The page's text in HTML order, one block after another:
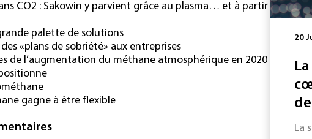
CO2 : Sakowin y parvient grâce au plasma… et à partir
palette de solutions
«plans de sobriété» aux entreprises
de l’augmentation du méthane atmosphérique en 2020
gagne à être flexible
20
La